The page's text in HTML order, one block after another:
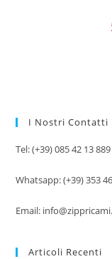
I Nostri Contatti
Tel: (+39) 085 42 13 889
Whatsapp: (+39) 353
Email:
Articoli Recenti